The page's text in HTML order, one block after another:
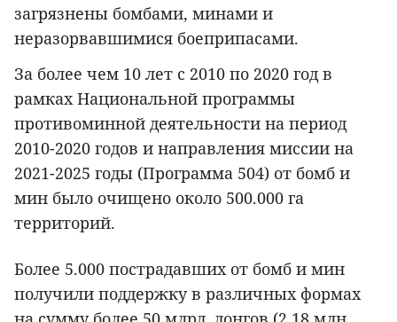
загрязнены бомбами, минами и
неразорвавшимися боеприпасами.
За более чем 10 лет с 2010 по 2020 год в
рамках Национальной программы
противоминной деятельности на период
2010-2020 годов и направления миссии на
2021-2025 годы (Программа 504) от бомб и
мин было очищено около 500.000 га
территорий.
Более 5.000 пострадавших от бомб и мин
получили поддержку в различных формах